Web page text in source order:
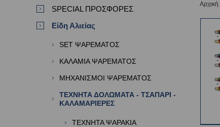
Αρχική
SPECIAL ΠΡΟΣΦΟΡΕΣ
Είδη Αλιείας
SET ΨΑΡΕΜΑΤΟΣ
ΚΑΛΑΜΙΑ ΨΑΡΕΜΑΤΟΣ
ΜΗΧΑΝΙΣΜΟΙ ΨΑΡΕΜΑΤΟΣ
ΤΕΧΝΗΤΑ ΔΟΛΩΜΑΤΑ - ΤΣΑΠΑΡΙ -
ΚΑΛΑΜΑΡΙΕΡΕΣ
ΤΕΧΝΗΤΑ ΨΑΡΑΚΙΑ